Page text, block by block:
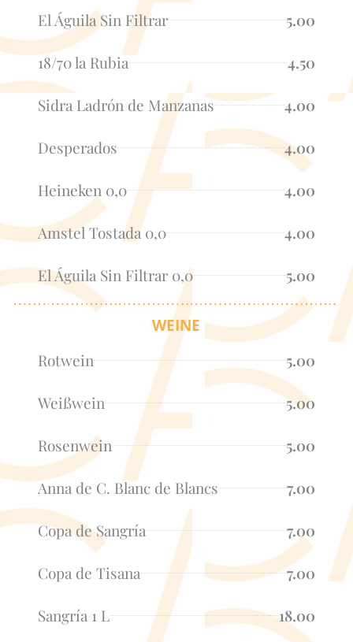
El Águila Sin Filtrar 5.00
18/70 la Rubia 4.50
Sidra Ladrón de Manzanas 4.00
Desperados 4.00
Heineken 0,0 4.00
Amstel Tostada 0,0 4.00
El Águila Sin Filtrar 0,0 5.00
WEINE
Rotwein 5.00
Weißwein 5.00
Rosenwein 5.00
Anna de C. Blanc de Blancs 7.00
Copa de Sangría 7.00
Copa de Tisana 7.00
Sangría 1 L 18.00